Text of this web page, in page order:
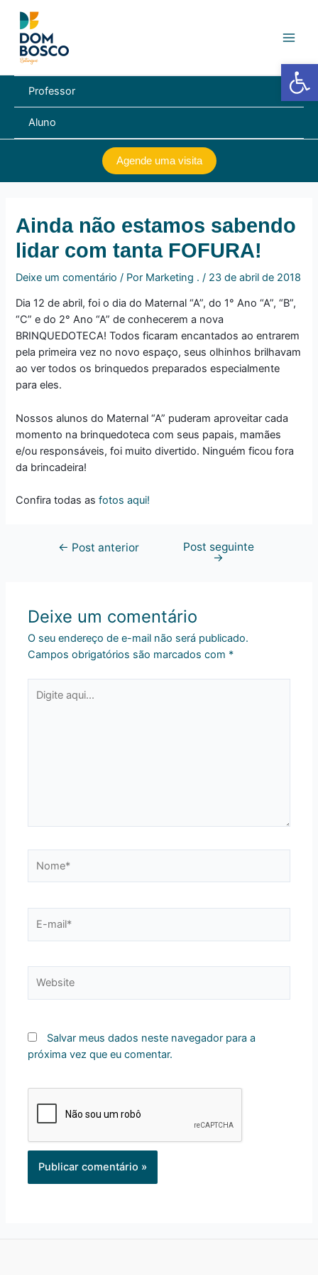
para
conteúdo
Professor
Aluno
Agende uma visita
Ainda não estamos sabendo
lidar com tanta FOFURA!
Deixe um comentário / Por Marketing ./ 23 de abril de 2018
Dia 12 de abril, foi o dia do Maternal “A”, do 1° Ano “A”, “B”,
“C” e do 2° Ano “A” de conhecerem a nova
BRINQUEDOTECA! Todos ficaram encantados ao entrarem
pela primeira vez no novo espaço, seus olhinhos brilhavam
ao ver todos os brinquedos preparados especialmente
para eles.
Nossos alunos do Maternal “A” puderam aproveitar cada
momento na brinquedoteca com seus papais, mamães
e/ou responsáveis, foi muito divertido. Ninguém ficou fora
da brincadeira!
Confira todas as fotos aqui!
Post
← Post anterior Post seguinte
→
Deixe um comentário
O seu endereço de e-mail não será publicado.
Campos obrigatórios são marcados com *
aqui...
mail*
Salvar meus dados neste navegador para a
próxima vez que eu comentar.
Barra de